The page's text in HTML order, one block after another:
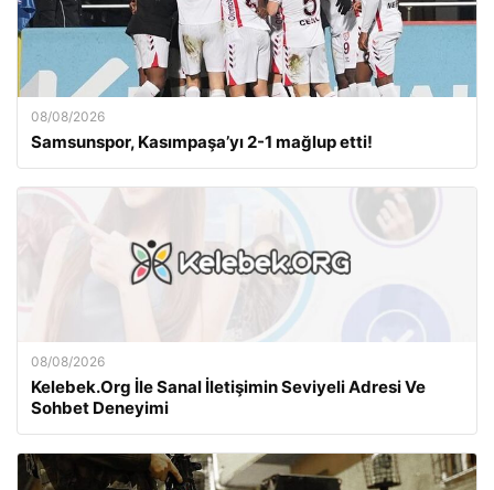
08/08/2026
Samsunspor, Kasımpaşa’yı 2-1 mağlup etti!
08/08/2026
Kelebek.Org İle Sanal İletişimin Seviyeli Adresi Ve
Sohbet Deneyimi